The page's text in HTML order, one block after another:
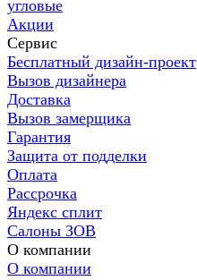
угловые
Акции
Сервис
Бесплатный дизайн-проект
Вызов дизайнера
Доставка
Вызов замерщика
Гарантия
Защита от подделки
Оплата
Рассрочка
Яндекс сплит
Салоны ЗОВ
О компании
О компании